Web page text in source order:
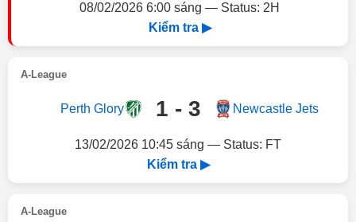
08/02/2026 6:00 sáng — Status: 2H
Kiểm tra ▶
A-League
Perth Glory 1 - 3 Newcastle Jets
13/02/2026 10:45 sáng — Status: FT
Kiểm tra ▶
A-League